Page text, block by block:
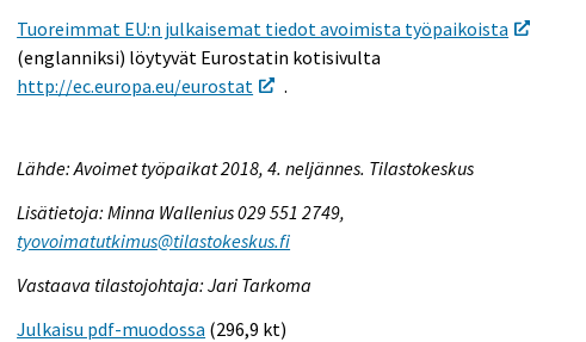
Tuoreimmat EU:n julkaisemat tiedot avoimista työpaikoista
(englanniksi) löytyvät Eurostatin kotisivulta
http://ec.europa.eu/eurostat
.
Lähde: Avoimet työpaikat 2018, 4. neljännes. Tilastokeskus
Lisätietoja: Minna Wallenius 029 551 2749,
tyovoimatutkimus@tilastokeskus.fi
Vastaava tilastojohtaja: Jari Tarkoma
Julkaisu pdf-muodossa (296,9 kt)